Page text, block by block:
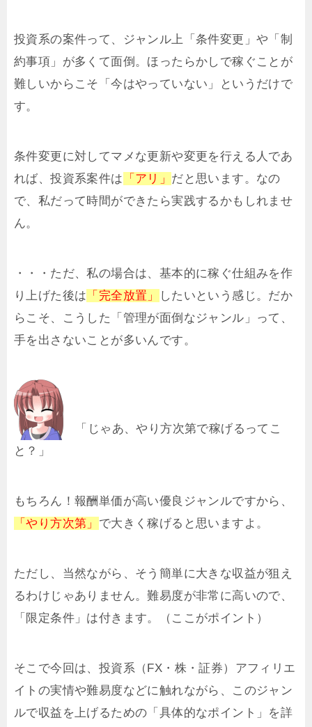
投資系の案件って、ジャンル上「条件変更」や「制
約事項」が多くて面倒。ほったらかしで稼ぐことが
難しいからこそ「今はやっていない」というだけで
す。
条件変更に対してマメな更新や変更を行える人であ
れば、投資系案件は 「アリ」 だと思います。なの
で、私だって時間ができたら実践するかもしれませ
ん。
・・・ただ、私の場合は、基本的に稼ぐ仕組みを作
り上げた後は 「完全放置」
したいという感じ。だか
らこそ、こうした「管理が面倒なジャンル」って、
手を出さないことが多いんです。
「じゃあ、やり方次第で稼げるってこ
と？」
もちろん！報酬単価が高い優良ジャンルですから、
「やり方次第」 で大きく稼げると思いますよ。
ただし、当然ながら、そう簡単に大きな収益が狙え
るわけじゃありません。難易度が非常に高いので、
「限定条件」は付きます。（ここがポイント）
そこで今回は、投資系（FX・株・証券）アフィリエ
イトの実情や難易度などに触れながら、このジャン
ルで収益を上げるための「具体的なポイント」を詳